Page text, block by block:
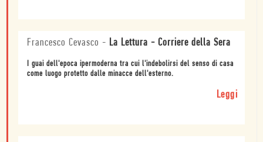
Francesco Cevasco - La Lettura - Corriere della Sera
I guai dell'epoca ipermoderna tra cui l'indebolirsi del senso di casa
come luogo protetto dalle minacce dell'esterno.
Leggi